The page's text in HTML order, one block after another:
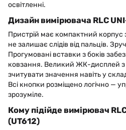
освітленні.
Дизайн вимірювача RLC
Пристрій має компактний
не залишає слідів від пальців.
Прогумовані вставки з боків
ковзання. Великий ЖК-дисплей з
зчитувати значення навіть у
Всі кнопки розміщено логічно —
зрозуміле.
Кому підійде вимірювач
(UT612)